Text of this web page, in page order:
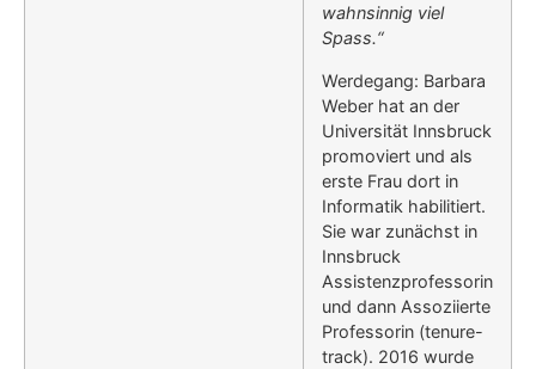
wahnsinnig viel
Spass.“
Werdegang: Barbara
Weber hat an der
Universität Innsbruck
promoviert und als
erste Frau dort in
Informatik habilitiert.
Sie war zunächst in
Innsbruck
Assistenzprofessorin
und dann Assoziierte
Professorin (tenure-
track). 2016 wurde